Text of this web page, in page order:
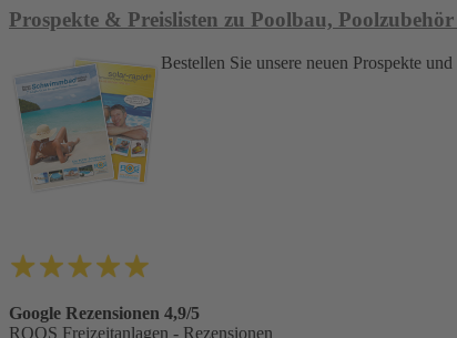
Prospekte & Preislisten zu Poolbau,
Bestellen Sie unsere neuen Prospekte
Google Rezensionen 4,9/5
ROOS Freizeitanlagen - Rezensionen